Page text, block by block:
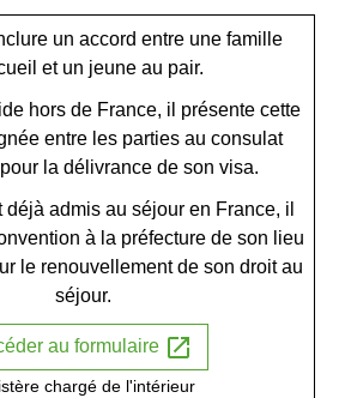
un accord entre une famille
et un jeune au pair.
hors de France, il présente cette
entre les parties au consulat
la délivrance de son visa.
déjà admis au séjour en France, il
à la préfecture de son lieu
le renouvellement de son droit au
séjour.
au formulaire open_in_new
chargé de l'intérieur